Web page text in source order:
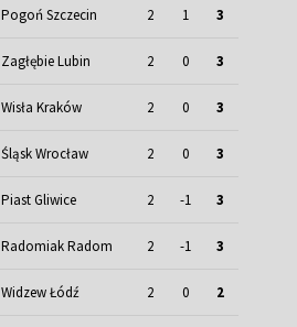
Pogoń Szczecin 2 1 3
Zagłębie Lubin 2 0 3
Wisła Kraków 2 0 3
Śląsk Wrocław 2 0 3
Piast Gliwice 2 -1 3
Radomiak Radom 2 -1 3
Widzew Łódź 2 0 2